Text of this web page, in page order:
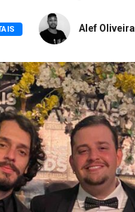
Alef Oliveira